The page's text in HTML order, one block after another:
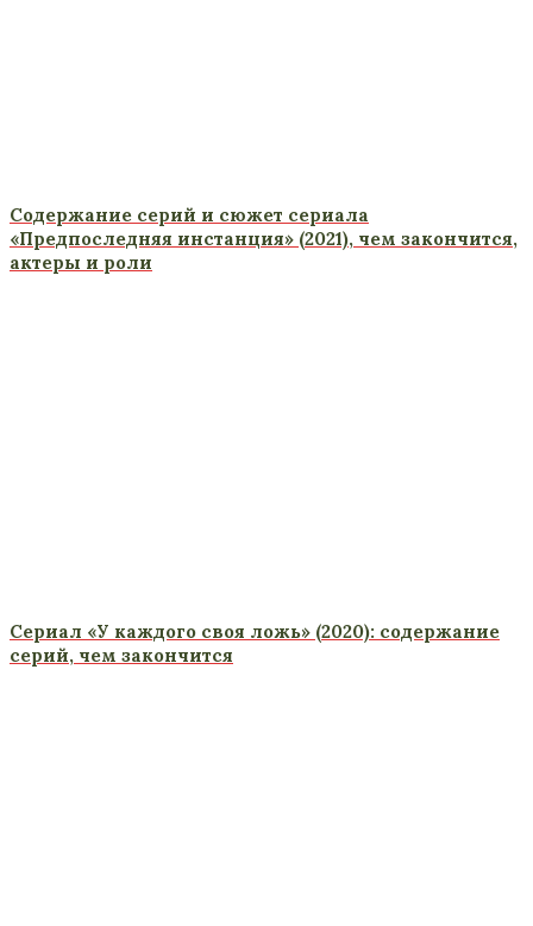
Содержание серий и сюжет сериала
«Предпоследняя инстанция» (2021), чем закончится,
актеры и роли
Сериал «У каждого своя ложь» (2020): содержание
серий, чем закончится